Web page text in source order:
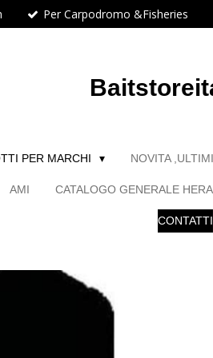
Per Carpodromo &Fisheries
PER MARCHI NOVITA
AMI CATALOGO GENERALE
CONTATTI